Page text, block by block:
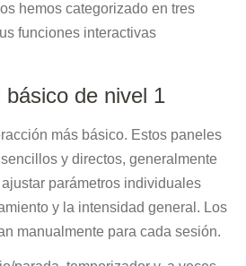
hemos categorizado en tres
funciones interactivas
de nivel 1
más básico. Estos paneles
y directos, generalmente
parámetros individuales
y la intensidad general. Los
manualmente para cada sesión.